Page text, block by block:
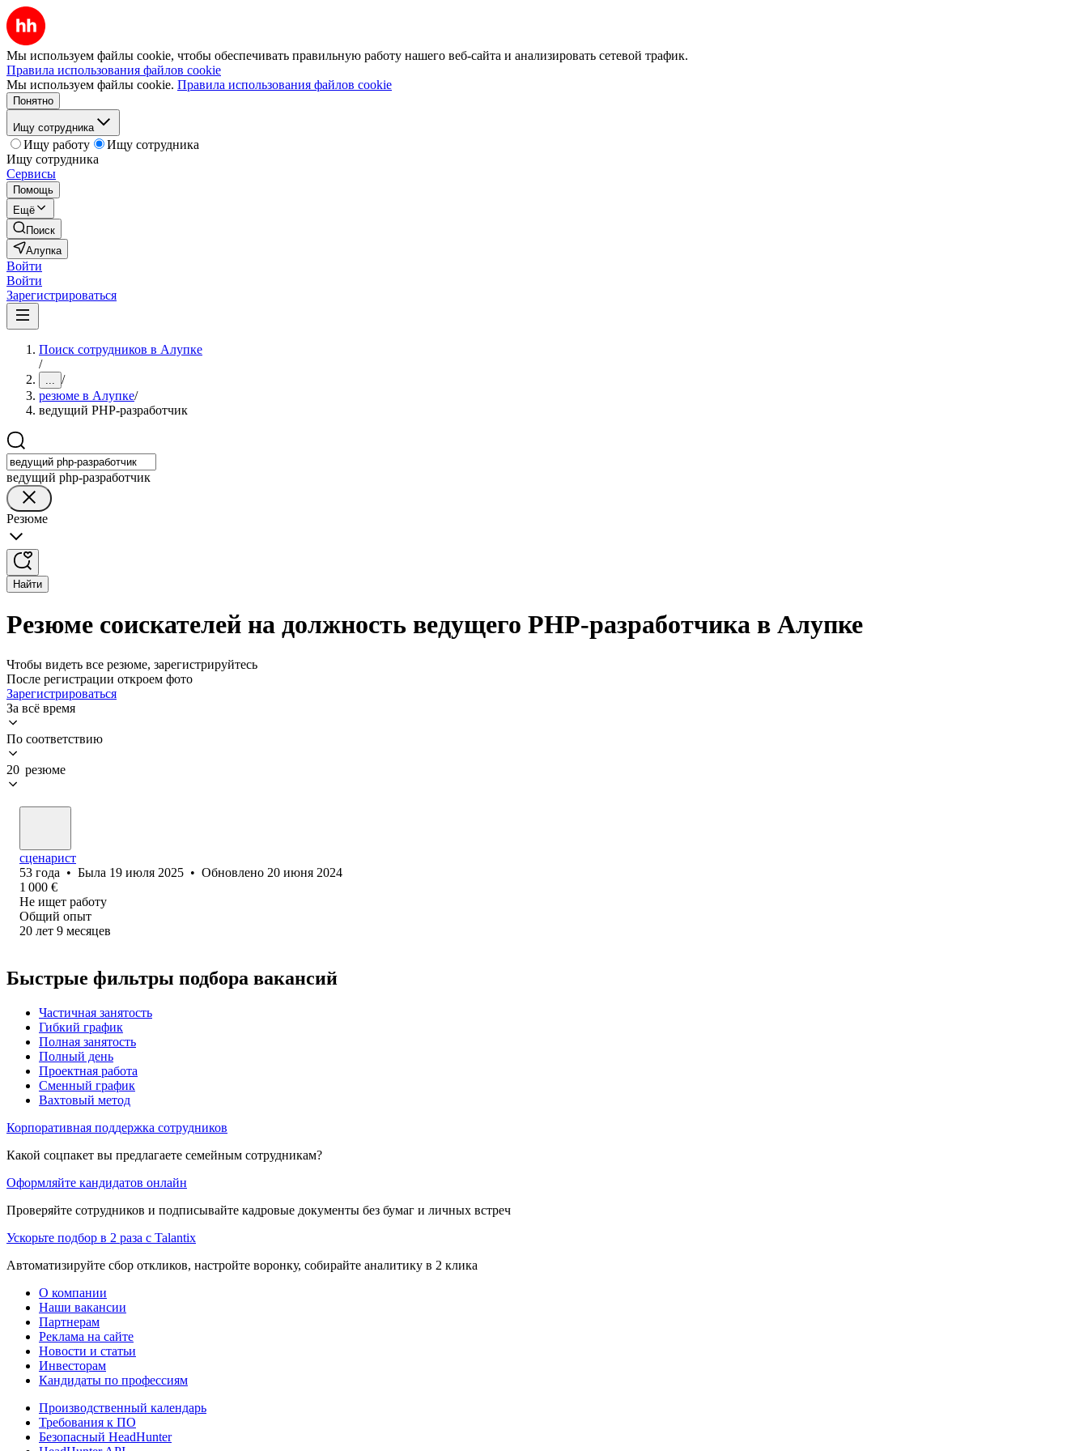
Мы используем файлы cookie, чтобы обеспечивать правильную работу нашего веб-сайта и анализировать сетевой трафик.
Правила использования файлов cookie
Мы используем файлы cookie. Правила использования файлов cookie
Понятно
Ищу сотрудника
Ищу работу
Ищу сотрудника
Ищу сотрудника
Сервисы
Помощь
Ещё
Поиск
Алупка
Войти
Войти
Зарегистрироваться
Поиск сотрудников в Алупке
/
... /
резюме в Алупке/
ведущий PHP-разработчик
ведущий php-разработчик
Резюме
Найти
Резюме соискателей на должность ведущего PHP-разработчика в Алупке
Чтобы видеть все резюме, зарегистрируйтесь
После регистрации откроем фото
Зарегистрироваться
За всё время
По соответствию
20 резюме
сценарист
53 года • Была 19 июля 2025 • Обновлено 20 июня 2024
1 000 €
Не ищет работу
Общий опыт
20 лет 9 месяцев
Быстрые фильтры подбора вакансий
Частичная занятость
Гибкий график
Полная занятость
Полный день
Проектная работа
Сменный график
Вахтовый метод
Корпоративная поддержка сотрудников
Какой соцпакет вы предлагаете семейным сотрудникам?
Оформляйте кандидатов онлайн
Проверяйте сотрудников и подписывайте кадровые документы без бумаг и личных встреч
Ускорьте подбор в 2 раза с Talantix
Автоматизируйте сбор откликов, настройте воронку, собирайте аналитику в 2 клика
О компании
Наши вакансии
Партнерам
Реклама на сайте
Новости и статьи
Инвесторам
Кандидаты по профессиям
Производственный календарь
Требования к ПО
Безопасный HeadHunter